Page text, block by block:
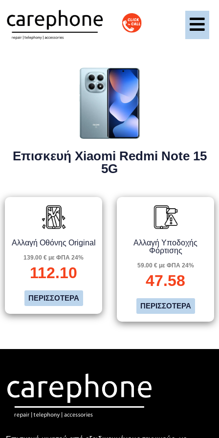
Επισκευή Xiaomi Redmi Note 15
5G
Αλλαγή Οθόνης Original
139.00 € με ΦΠΑ 24%
112.10
ΠΕΡΙΣΣΌΤΕΡΑ
Αλλαγή Υποδοχής
Φόρτισης
59.00 € με ΦΠΑ 24%
47.58
ΠΕΡΙΣΣΌΤΕΡΑ